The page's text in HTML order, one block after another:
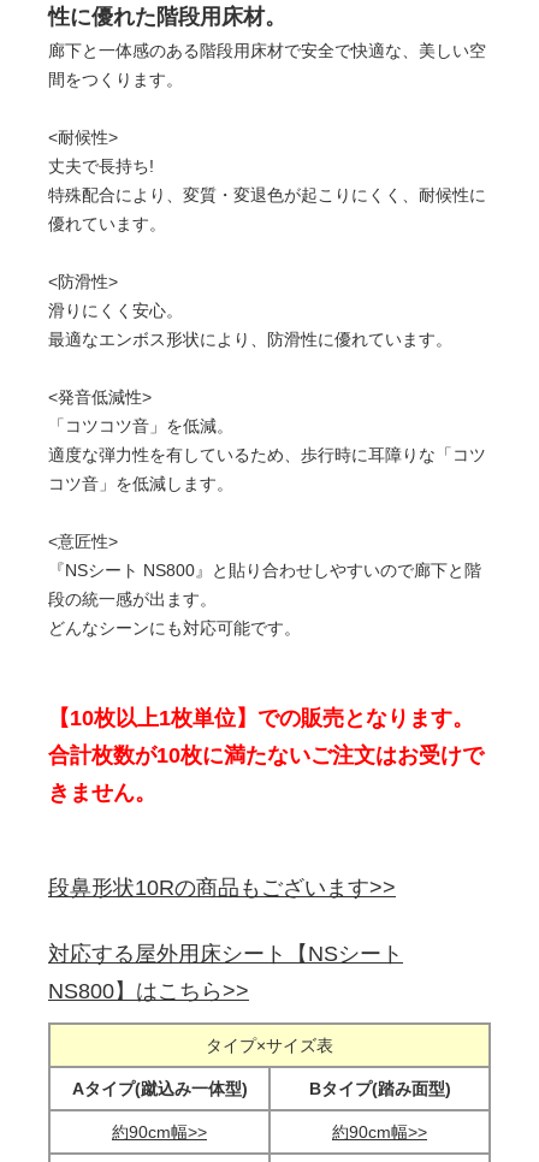
性に優れた階段用床材。
廊下と一体感のある階段用床材で安全で快適な、美しい空
間をつくります。
<耐候性>
丈夫で長持ち!
特殊配合により、変質・変退色が起こりにくく、耐候性に
優れています。
<防滑性>
滑りにくく安心。
最適なエンボス形状により、防滑性に優れています。
<発音低減性>
「コツコツ音」を低減。
適度な弾力性を有しているため、歩行時に耳障りな「コツ
コツ音」を低減します。
<意匠性>
『NSシート NS800』と貼り合わせしやすいので廊下と階
段の統一感が出ます。
どんなシーンにも対応可能です。
【10枚以上1枚単位】での販売となります。
合計枚数が10枚に満たないご注文はお受けで
きません。
段鼻形状10Rの商品もございます>>
対応する屋外用床シート【NSシート
NS800】はこちら>>
タイプ×サイズ表
Aタイプ(蹴込み一体型) Bタイプ(踏み面型)
約90cm幅>> 約90cm幅>>